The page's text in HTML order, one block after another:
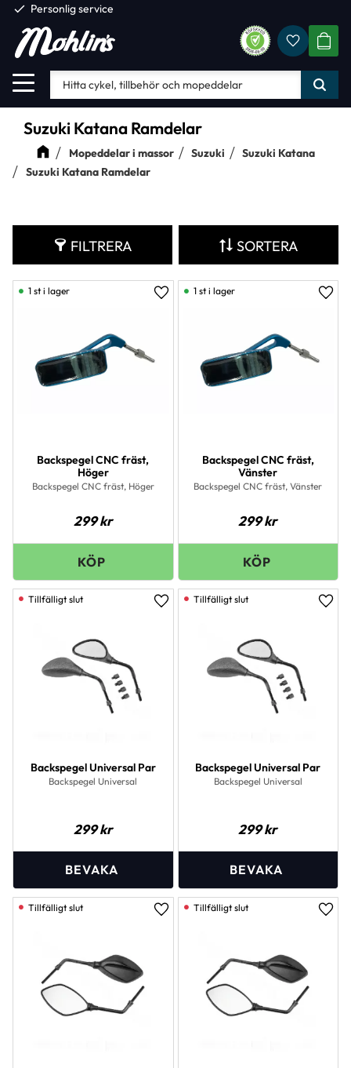
Meny
check Personlig service
Suzuki Katana Ramdelar
Mopeddelar i massor Suzuki
Suzuki Katana
Suzuki Katana Ramdelar
FILTRERA SORTERA
Backspegel CNC fräst,
Höger
Backspegel CNC fräst, Höger
299kr
Lägg till i favoriter
1 st i lager
Backspegel CNC fräst,
Vänster
Backspegel CNC fräst, Vänster
299kr
1 st i lager
Backspegel Universal Par
Backspegel Universal
299kr
Lägg till i favoriter
Backspegel Universal Par
Backspegel Universal
299kr
Lägg till i favoriter